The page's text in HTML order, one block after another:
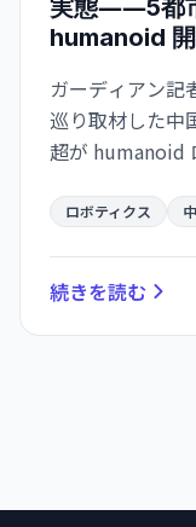
実態――5都
humanoid
ガーディアン記
巡り取材した中
超が humanoid
のりは遠く、ハ
ロボティクス
続きを読む